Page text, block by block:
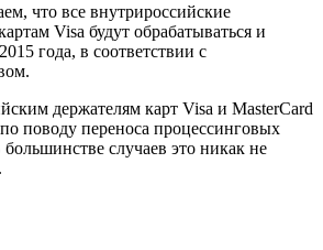
что все внутрироссийские
Visa будут обрабатываться и
года, в соответствии с
держателям карт Visa и MasterCard
поводу переноса процессинговых
случаев это никак не